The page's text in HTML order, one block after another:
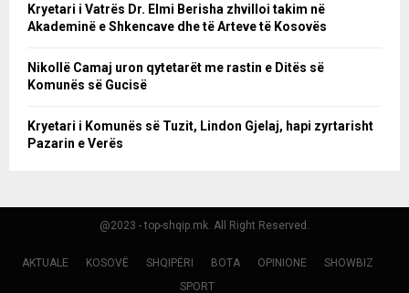
Kryetari i Vatrës Dr. Elmi Berisha zhvilloi takim në
Akademinë e Shkencave dhe të Arteve të Kosovës
Nikollë Camaj uron qytetarët me rastin e Ditës së
Komunës së Gucisë
Kryetari i Komunës së Tuzit, Lindon Gjelaj, hapi zyrtarisht
Pazarin e Verës
@2023 - top-shqip.mk. All Right Reserved.
AKTUALE KOSOVË SHQIPËRI BOTA OPINIONE
SHOWBIZ
SPORT